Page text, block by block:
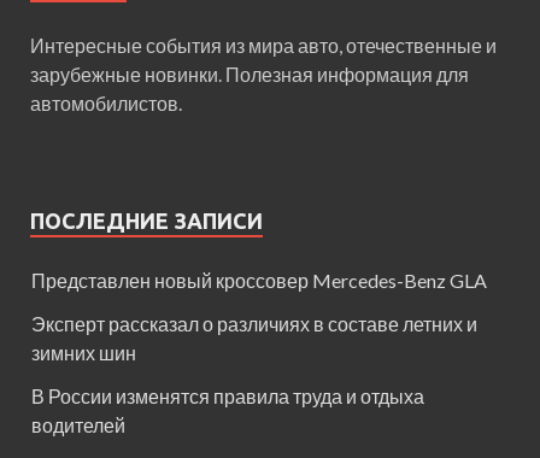
Интересные события из мира авто, отечественные и
зарубежные новинки. Полезная информация для
автомобилистов.
ПОСЛЕДНИЕ ЗАПИСИ
Представлен новый кроссовер Mercedes-Benz GLA
Эксперт рассказал о различиях в составе летних и
зимних шин
В России изменятся правила труда и отдыха
водителей